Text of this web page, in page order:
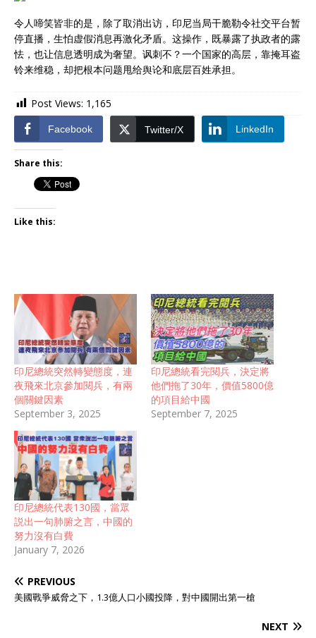
令人啼笑皆非的是，除了取消出访，印尼当局干脆勒令社交平台暂
停直播，生怕虚假消息再激化矛盾。这操作，既暴露了执政者的露
怯，也让信息透明成为奢望。讽刺不？一个国家的高层，靠掩耳盗
铃来维稳，却把根本问题甩给舆论和底层百姓承担。
Post Views: 1,165
Facebook Twitter/X LinkedIn
Share this:
Like this:
印尼總統突然轉變態度，連
夜飛來北京參加閱兵，有兩
個關鍵因素
September 3, 2025
印尼總統看完閱兵，決定將
他們拖了30年，價值5800億
的項目給中國
September 7, 2025
印尼總統代表130國，當眾
説出一句肺腑之言，中國的
努力沒有白費
January 7, 2026
PREVIOUS
美國戰爭威脅之下，1.3億人口小國投降，對中國開出第一槍
NEXT